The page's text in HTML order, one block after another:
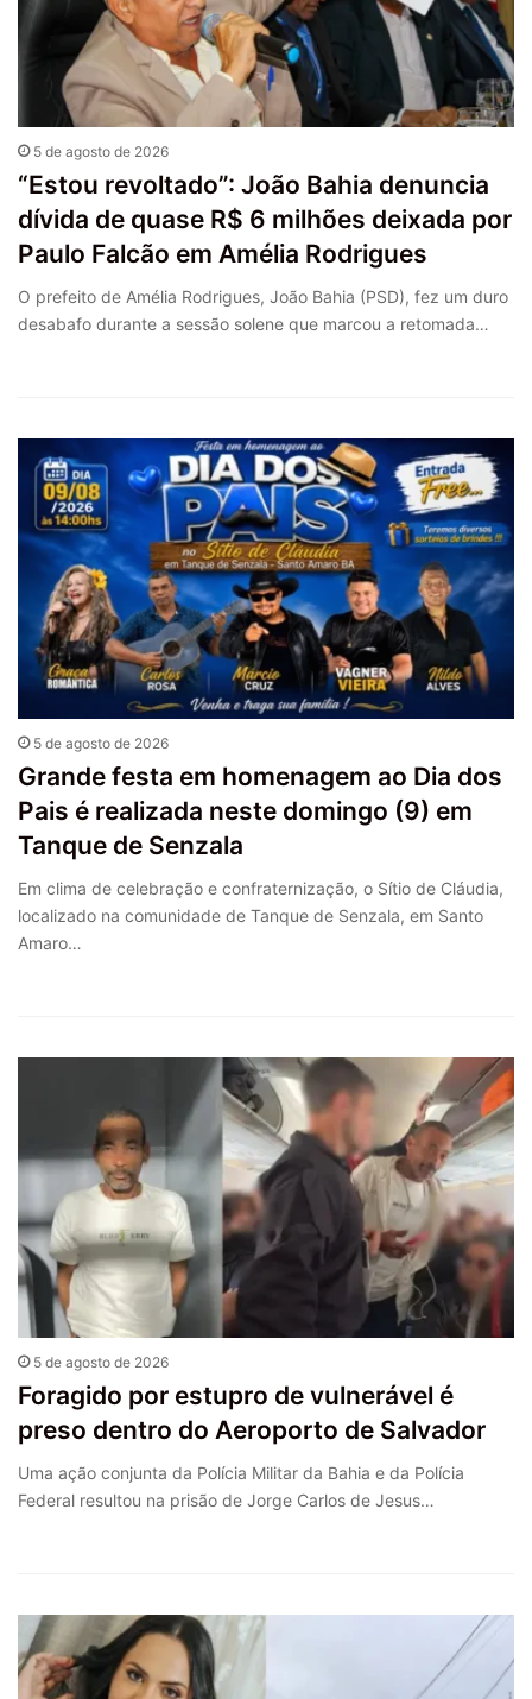
5 de agosto de 2026
“Estou revoltado”: João Bahia denuncia
dívida de quase R$ 6 milhões deixada por
Paulo Falcão em Amélia Rodrigues
O prefeito de Amélia Rodrigues, João Bahia (PSD), fez um duro
desabafo durante a sessão solene que marcou a retomada…
5 de agosto de 2026
Grande festa em homenagem ao Dia dos
Pais é realizada neste domingo (9) em
Tanque de Senzala
Em clima de celebração e confraternização, o Sítio de Cláudia,
localizado na comunidade de Tanque de Senzala, em Santo
Amaro…
5 de agosto de 2026
Foragido por estupro de vulnerável é
preso dentro do Aeroporto de Salvador
Uma ação conjunta da Polícia Militar da Bahia e da Polícia
Federal resultou na prisão de Jorge Carlos de Jesus…